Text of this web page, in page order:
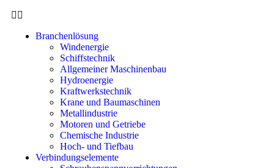
Branchenlösung
Windenergie
Schiffstechnik
Allgemeiner Maschinenbau
Hydroenergie
Kraftwerkstechnik
Krane und Baumaschinen
Metallindustrie
Motoren und Getriebe
Chemische Industrie
Hoch- und Tiefbau
Verbindungselemente